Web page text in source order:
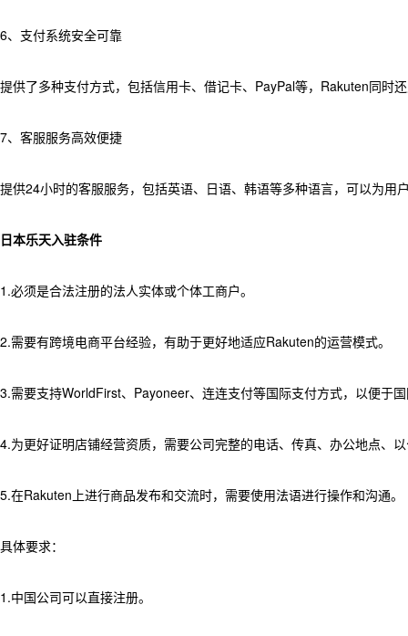
6、支付系统安全可靠
提供了多种支付方式，包括信用卡、借记卡、PayPal等，Rakuten同时
7、客服服务高效便捷
提供24小时的客服服务，包括英语、日语、韩语等多种语言，可以为用
日本乐天入驻条件
1.必须是合法注册的法人实体或个体工商户。
2.需要有跨境电商平台经验，有助于更好地适应Rakuten的运营模式。
3.需要支持WorldFirst、Payoneer、连连支付等国际支付方式，以便于
4.为更好证明店铺经营资质，需要公司完整的电话、传真、办公地点、
5.在Rakuten上进行商品发布和交流时，需要使用法语进行操作和沟通。
具体要求：
1.中国公司可以直接注册。